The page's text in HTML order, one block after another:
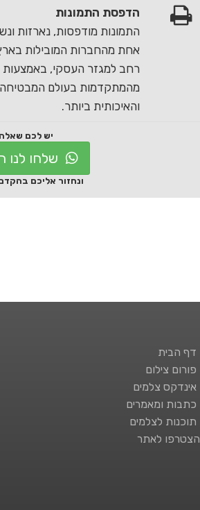
הדפסת התמונות
התמונות מודפסות, נארזות
אחת מהחברות המובילות
רחב למגזר העסקי, באמצעות
מהמתקדמות בעולם
והאיכותית ביותר.
יש לכם
שלחו לנו
ונחזור אליכם
דף הבית
פורום צילום
אינדקס צלמים
כתבות ומאמרים
תוכנות לצלמים
הצטרפו לאתר